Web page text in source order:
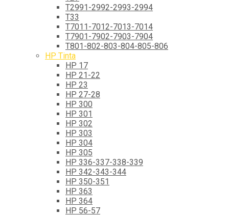
T2991-2992-2993-2994
T33
T7011-7012-7013-7014
T7901-7902-7903-7904
T801-802-803-804-805-806
HP Tinta
HP 17
HP 21-22
HP 23
HP 27-28
HP 300
HP 301
HP 302
HP 303
HP 304
HP 305
HP 336-337-338-339
HP 342-343-344
HP 350-351
HP 363
HP 364
HP 56-57